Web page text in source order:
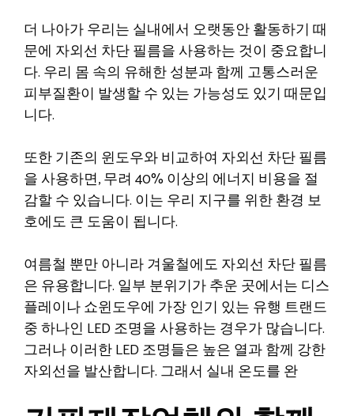
더 나아가 우리는 실내에서 오랫동안 활동하기 때
문에 자외선 차단 필름을 사용하는 것이 중요합니
다. 우리 몸 속의 유해한 성분과 함께 고통스러운
피부질환이 발생할 수 있는 가능성도 있기 때문입
니다.
또한 기존의 윈도우와 비교하여 자외선 차단 필름
을 사용하면, 무려 40% 이상의 에너지 비용을 절
감할 수 있습니다. 이는 우리 지구를 위한 환경 보
호에도 큰 도움이 됩니다.
여름철 뿐만 아니라 겨울철에도 자외선 차단 필름
은 유용합니다. 일부 분위기가 추운 곳에서는 디스
플레이나 쇼윈도우에 가장 인기 있는 유행 트랜드
중 하나인 LED 조명을 사용하는 경우가 많습니다.
그러나 이러한 LED 조명들은 높은 열과 함께 강한
자외선을 발산합니다. 그래서 실내 온도를 완